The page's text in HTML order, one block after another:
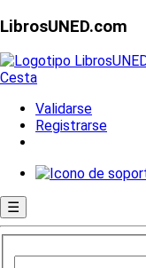
LibrosUNED.com
Cesta
Validarse
Registrarse
☰